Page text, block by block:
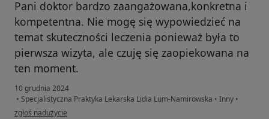
Pani doktor bardzo zaangażowana,konkretna i
kompetentna. Nie mogę się wypowiedzieć na
temat skuteczności leczenia ponieważ była to
pierwsza wizyta, ale czuję się zaopiekowana na
ten moment.
10 grudnia 2024
• Specjalistyczna Praktyka Lekarska Lidia Lum-Namirowska • Inny •
w opinii użytkownika Beata
zgłoś nadużycie